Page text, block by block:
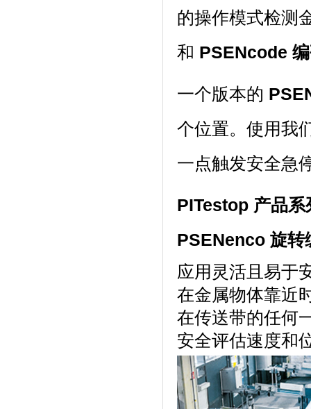
的操作模式检测
和 PSENcode
一个版本的
个位置。使用我
一点触发安全急
PITestop 产品系
PSENenco 旋转
应用灵活且易于
在金属物体靠近
在传送带的任何
安全评估速度和